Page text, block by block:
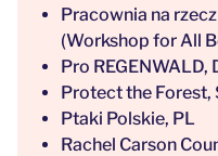
Pracownia na
(Workshop for All
Pro REGENWALD,
Protect the Forest,
Ptaki Polskie, PL
Rachel Carson